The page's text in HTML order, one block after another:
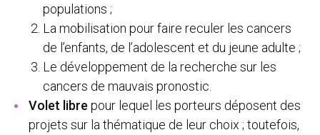
populations ;
La mobilisation pour faire reculer les cancers
de l’enfants, de l’adolescent et du jeune adulte ;
Le développement de la recherche sur les
cancers de mauvais pronostic.
Volet libre pour lequel les porteurs déposent des
projets sur la thématique de leur choix ; toutefois,